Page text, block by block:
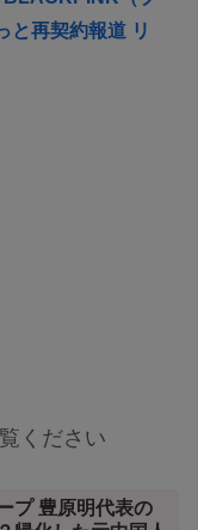
と再契約報道 リ
ください
プ 豊原明代表の